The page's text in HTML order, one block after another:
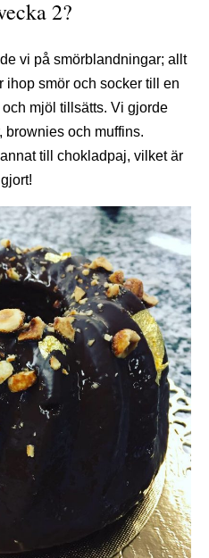
2?
vi på smörblandningar; allt
ihop smör och socker till en
mjöl tillsätts. Vi gjorde
brownies och muffins.
till chokladpaj, vilket är